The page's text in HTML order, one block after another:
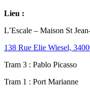
Lieu :
L’Escale – Maison St
138 Rue Elie Wiesel,
Tram 3 : Pablo Picasso
Tram 1 : Port Marianne